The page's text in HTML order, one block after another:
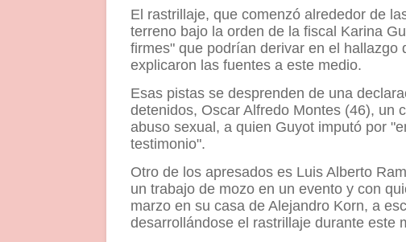
El rastrillaje, que comenzó alrededor de
terreno bajo la orden de la fiscal Karina
firmes" que podrían derivar en el hallazgo
explicaron las fuentes a este medio.
Esas pistas se desprenden de una
detenidos, Oscar Alfredo Montes (46), un
abuso sexual, a quien Guyot imputó por
testimonio".
Otro de los apresados es Luis Alberto
un trabajo de mozo en un evento y con
marzo en su casa de Alejandro Korn, a
desarrollándose el rastrillaje durante este